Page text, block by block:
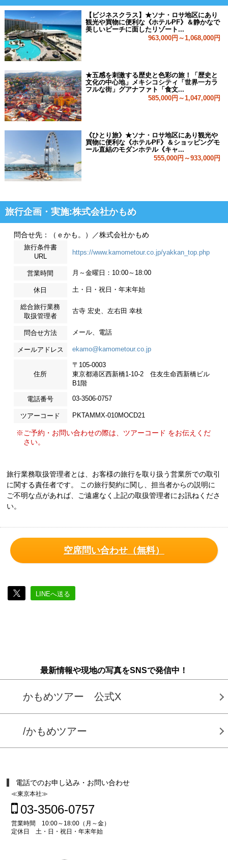
【ビジネスクラス】★ソナ・ロサ地区にあり
観光や買物に便利な《ホテルPF》＆静かなで
美しいビーチに面したリゾート...
963,000円～1,068,000円
★五感を刺激する歴史と色彩の旅！「歴史と
文化の中心地」メキシコシティ「世界一カラ
フルな街」グアナファト「食文...
585,000円～1,047,000円
《ひとり旅》★ソナ・ロサ地区にあり観光や
買物に便利な《ホテルPF》＆ショッピングモ
ール直結のモダンホテル《キャ...
555,000円～933,000円
旅行企画・実施:株式会社かもめ
問合せ先：（ｅかも。）／株式会社かもめ
旅行条件書
URL
https://www.kamometour.co.jp/yakkan_top.php
営業時間 月～金曜日：10:00～18:00
休日 土・日・祝日・年末年始
総合旅行業務
取扱管理者
古寺 宏史、左右田 幸枝
問合せ方法 メール、電話
メールアドレス ekamo@kamometour.co.jp
住所
〒105-0003
東京都港区西新橋1-10-2 住友生命西新橋ビル
B1階
電話番号 03-3506-0757
ツアーコード PKTAMMX-010MOCD21
※ご予約・お問い合わせの際は、ツアーコード をお伝えくだ
さい。
旅行業務取扱管理者とは、お客様の旅行を取り扱う営業所での取引
に関する責任者です。 この旅行契約に関し、担当者からの説明に
ご不明な点があれば、ご遠慮なく上記の取扱管理者にお訊ねくださ
い。
空席問い合わせ（無料）
LINEへ送る
最新情報や現地の写真をSNSで発信中！
かもめツアー 公式X
/かもめツアー
電話でのお申し込み・お問い合わせ
≪東京本社≫
03-3506-0757
営業時間 10:00～18:00（月～金）
定休日 土・日・祝日・年末年始